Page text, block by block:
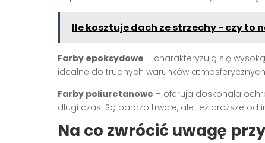
Ile kosztuje dach ze strzechy - czy to
Farby epoksydowe – charakteryzują się
idealne do trudnych warunków
Farby poliuretanowe – oferują doskonałą
długi czas. Są bardzo trwałe, ale też droższe od
Na co zwrócić uwagę